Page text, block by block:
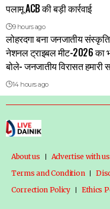
पलामू ACB की बड़ी कार्रवाई
9 hours ago
लोहरदगा बना जनजातीय संस्कृति
नेशनल ट्राइबल मीट-2026 का
बोले- जनजातीय विरासत
14 hours ago
About us Advertise with us
Terms and Condition
Correction Policy
Ethics